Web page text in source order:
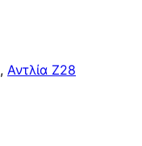
, Αντλία Z28